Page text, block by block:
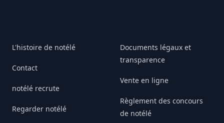
L'histoire de notélé
Contact
notélé recrute
Regarder notélé
Documents légaux et
transparence
Vente en ligne
Règlement des concours
de notélé